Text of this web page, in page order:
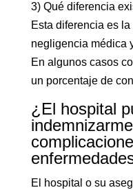
3) Qué diferencia
Esta diferencia es
negligencia médica
En algunos casos
un porcentaje de
¿El hospital
El hospital o su